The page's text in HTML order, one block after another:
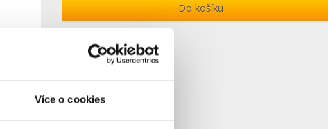
Více o cookies
Do košíku